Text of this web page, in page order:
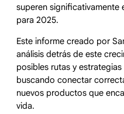
superen
para 2025.
Este informe creado por
análisis detrás de este
posibles rutas y
buscando conectar
nuevos productos que
vida.